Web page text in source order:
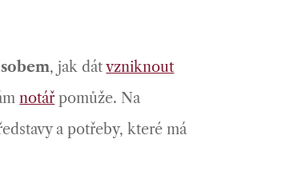
, jak dátvzniknout
notář pomůže. Na
a potřeby, které má